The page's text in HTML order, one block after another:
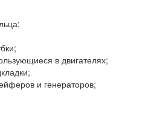
в двигателях;
и генераторов;